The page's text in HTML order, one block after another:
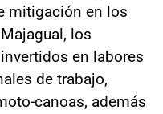
mitigación en los
los
en labores
de trabajo,
canoas, además